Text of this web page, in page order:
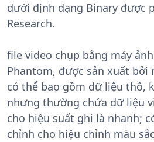
dưới định dạng Binary được
Research.
file video chụp bằng máy
Phantom, được sản xuất bởi
có thể bao gồm dữ liệu thô,
nhưng thường chứa dữ liệu
cho hiệu suất ghi là nhanh;
chỉnh cho hiệu chỉnh màu